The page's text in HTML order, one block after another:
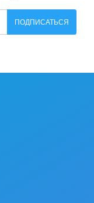
ПОДПИСАТЬСЯ